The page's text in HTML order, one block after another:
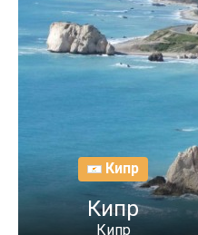
Кипр
Кипр
Кипр